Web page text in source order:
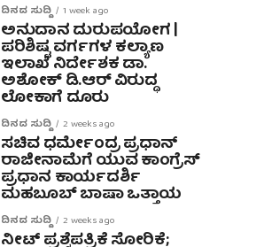
ದಿನದ ಸುದ್ದಿ 1 week ago
ಅನುದಾನ ದುರುಪಯೋಗ |
ಪರಿಶಿಷ್ಟ ವರ್ಗಗಳ ಕಲ್ಯಾಣ
ಇಲಾಖೆ ನಿರ್ದೇಶಕ ಡಾ.
ಅಶೋಕ್ ಡಿ.ಆರ್ ವಿರುದ್ಧ
ಲೋಕಾಗೆ ದೂರು
ದಿನದ ಸುದ್ದಿ 2 weeks ago
ಸಚಿವ ಧರ್ಮೇಂದ್ರ ಪ್ರಧಾನ್
ರಾಜೀನಾಮೆಗೆ ಯುವ ಕಾಂಗ್ರೆಸ್
ಪ್ರಧಾನ ಕಾರ್ಯದರ್ಶಿ
ಮಹಬೂಬ್ ಬಾಷಾ ಒತ್ತಾಯ
ದಿನದ ಸುದ್ದಿ 2 weeks ago
ನೀಟ್ ಪ್ರಶ್ನೆಪತ್ರಿಕೆ ಸೋರಿಕೆ;